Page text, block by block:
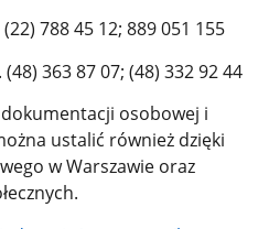
788 45 12; 889 051 155
363 87 07; (48) 332 92 44
osobowej i
ustalić również dzięki
w Warszawie oraz